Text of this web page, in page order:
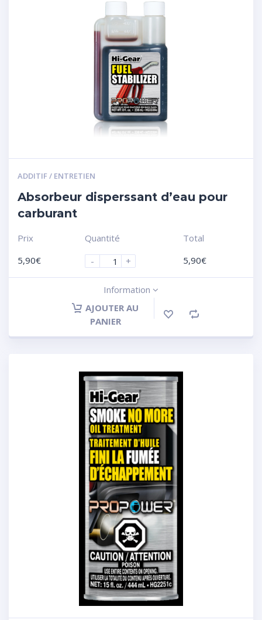
ADDITIF / ENTRETIEN
Absorbeur disperssant d’eau pour
carburant
Prix
5,90€
Quantité
-
+
Total
5,90€
Information
AJOUTER AU
PANIER